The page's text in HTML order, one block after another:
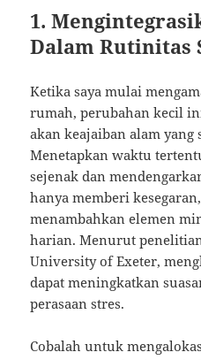
1.
Dalam Rutinitas
Ketika saya mulai
rumah, perubahan kecil
akan keajaiban alam yang
Menetapkan waktu
sejenak dan
hanya memberi
menambahkan elemen
harian. Menurut
University of Exeter,
dapat meningkatkan
perasaan stres.
Cobalah untuk